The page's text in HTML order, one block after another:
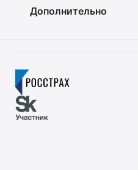
Дополнительно